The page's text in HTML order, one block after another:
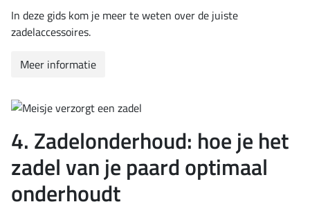
In deze gids kom je meer te weten over de juiste
zadelaccessoires.
Meer informatie
4. Zadelonderhoud: hoe je het
zadel van je paard optimaal
onderhoudt